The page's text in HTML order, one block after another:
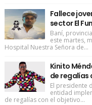
Fallece
sector El
Baní,
este martes,
Hospital Nuestra Señora de...
Kinito
de regalías
El presidente
entidad
de regalías con el objetivo...